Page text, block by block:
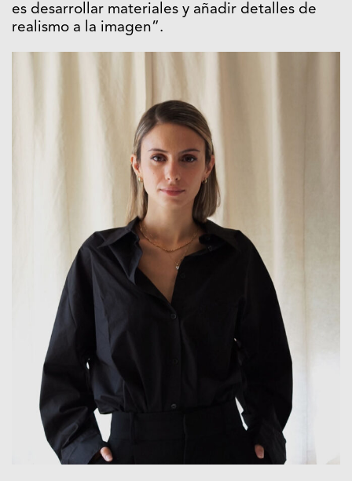
es desarrollar materiales y añadir detalles de
realismo a la imagen”.